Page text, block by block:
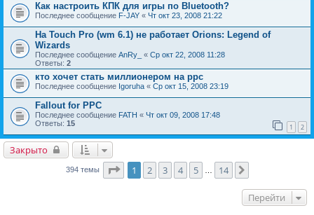
Как настроить КПК для игры по Bluetooth?
Последнее сообщение F-JAY « Чт окт 23, 2008 21:22
На Touch Pro (wm 6.1) не работает Orions: Legend of
Wizards
Последнее сообщение AnRy_ « Ср окт 22, 2008 11:28
Ответы: 2
кто хочет стать миллионером на ppc
Последнее сообщение Igoruha « Ср окт 15, 2008 23:19
Fallout for PPC
Последнее сообщение FATH « Чт окт 09, 2008 17:48
Ответы: 15 1 2
Закрыто
394 темы Страница1 из
1 2 3 4 5 14
Перейти